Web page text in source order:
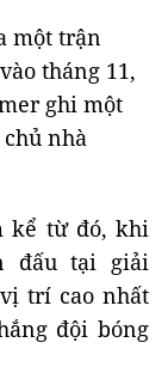
một trận
tháng 11,
ghi một
nhà
kể từ đó, khi
đấu tại giải
trí cao nhất
đội bóng